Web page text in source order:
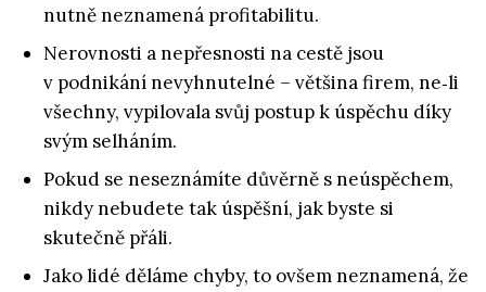
nutně neznamená profitabilitu.
Nerovnosti a nepřesnosti na cestě jsou
v podnikání nevyhnutelné – většina firem, ne‑li
všechny, vypilovala svůj postup k úspěchu díky
svým selháním.
Pokud se neseznámíte důvěrně s neúspěchem,
nikdy nebudete tak úspěšní, jak byste si
skutečně přáli.
Jako lidé děláme chyby, to ovšem neznamená, že